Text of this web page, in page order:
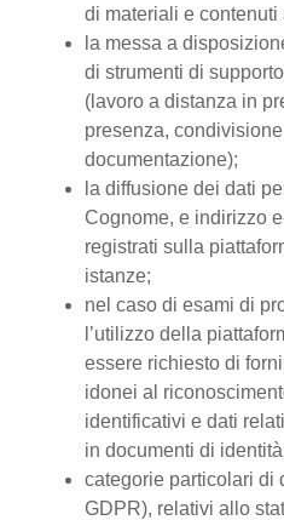
di materiali e contenuti
la messa a
di strumenti di
(lavoro a distanza in
presenza,
documentazione);
la diffusione dei dati
Cognome, e indirizzo
registrati sulla
istanze;
nel caso di esami di
l’utilizzo della
essere richiesto di
idonei al
identificativi e dati
in documenti di
categorie particolari di
GDPR), relativi allo